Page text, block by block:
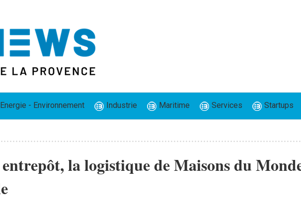
Energie - Environnement Industrie Maritime Services Startups
la logistique de Maisons du